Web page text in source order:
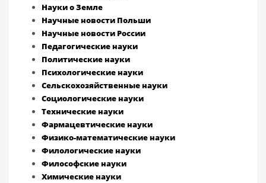
Науки о Земле
Научные новости Польши
Научные новости России
Педагогические науки
Политические науки
Психологические науки
Сельскохозяйственные науки
Социологические науки
Технические науки
Фармацевтические науки
Физико-математические науки
Филологические науки
Философские науки
Химические науки